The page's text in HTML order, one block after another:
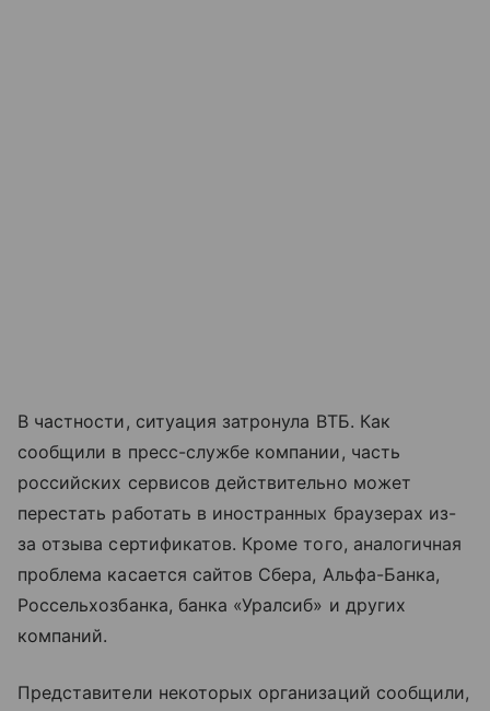
В частности, ситуация затронула ВТБ. Как
сообщили в пресс-службе компании, часть
российских сервисов действительно может
перестать работать в иностранных браузерах из-
за отзыва сертификатов. Кроме того, аналогичная
проблема касается сайтов Сбера, Альфа-Банка,
Россельхозбанка, банка «Уралсиб» и других
компаний.
Представители некоторых организаций сообщили,